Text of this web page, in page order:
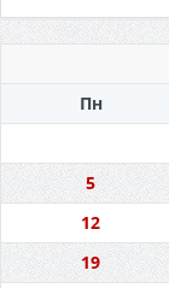
Пн
5
12
19